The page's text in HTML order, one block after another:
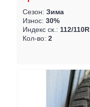
Сезон: Зима
Износ: 30%
Индекс ск.: 112/110R
Кол-во: 2